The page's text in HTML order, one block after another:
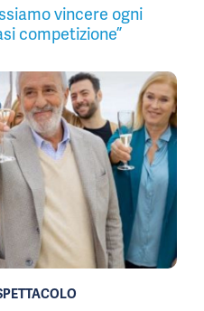
vincere ogni
competizione”